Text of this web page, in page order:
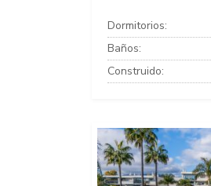
Dormitorios:
Baños:
Construido: